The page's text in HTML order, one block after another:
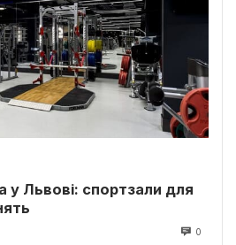
у Львові: спортзали для
0